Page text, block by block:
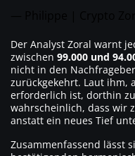
Der Analyst Zoral warnt
zwischen 99.000 und
nicht in den
zurückgekehrt. Laut ihm,
erforderlich ist, dorthin
wahrscheinlich, dass wir
anstatt ein neues Tief
Zusammenfassend lässt